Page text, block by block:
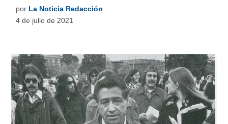
por La Noticia Redacción
4 de julio de 2021